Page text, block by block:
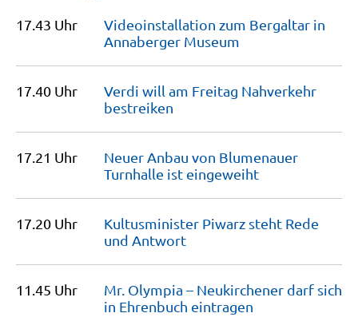
17.43 Uhr
Videoinstallation zum Bergaltar in
Annaberger Museum
17.40 Uhr
Verdi will am Freitag Nahverkehr
bestreiken
17.21 Uhr
Neuer Anbau von Blumenauer
Turnhalle ist eingeweiht
17.20 Uhr
Kultusminister Piwarz steht Rede
und Antwort
11.45 Uhr
Mr. Olympia – Neukirchener darf sich
in Ehrenbuch eintragen